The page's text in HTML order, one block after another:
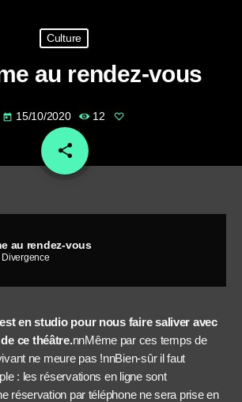
Culture
au rendez-vous
today 15/10/2020 12
share
email
au rendez-vous
Divergence
en studio pour nous faire saliver avec
ce théâtre.nnMême par ces temps de
ne meure pas !nnBien-sûr il faut
: les réservations en ligne sont
réservation par téléphone ne sera prise en